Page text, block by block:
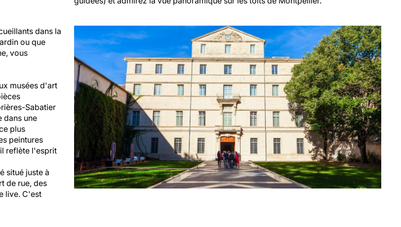
dans la
ou que
vous
musées d'art
Sabatier
dans une
plus
peintures
reflète l'esprit
situé juste à
de rue, des
live. C'est